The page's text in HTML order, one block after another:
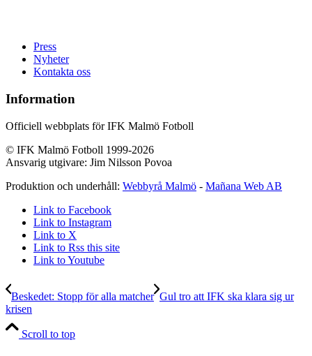
Press
Nyheter
Kontakta oss
Information
Officiell webbplats för IFK Malmö Fotboll
© IFK Malmö Fotboll 1999-2026
Ansvarig utgivare: Jim Nilsson Povoa
Produktion och underhåll: Webbyrå Malmö - Mañana Web AB
Link to Facebook
Link to Instagram
Link to X
Link to Rss this site
Link to Youtube
Beskedet: Stopp för alla matcher Gul tro att IFK ska klara sig ur
krisen
Scroll to top